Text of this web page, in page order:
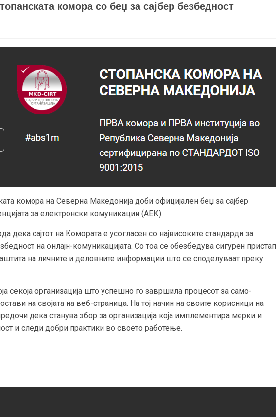
комора со беџ за сајбер безбедност
комора на Северна Македонија доби официјален беџ за сајбер
за електронски комуникации (АЕК).
дека сајтот на Комората е усогласен со највисоките стандарди за
на онлајн-комуникацијата. Со тоа се обезбедува сигурен пристап
на личните и деловните информации што се споделуваат преку
секоја организација што успешно го завршила процесот за само-
на својата на веб-страница. На тој начин на своите корисници на
дека станува збор за организација која имплементира мерки и
и следи добри практики во своето работење.